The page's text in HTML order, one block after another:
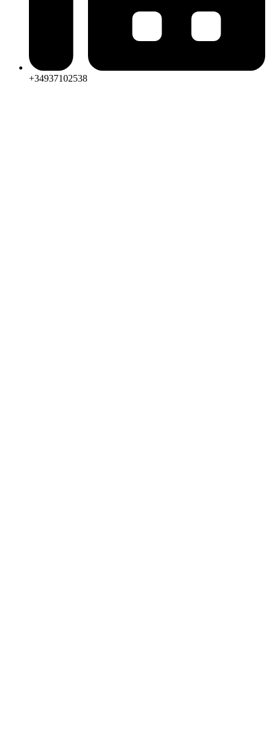
+34937102538